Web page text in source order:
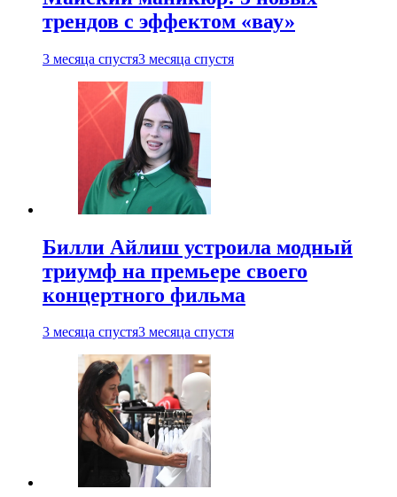
трендов с эффектом «вау»
3 месяца спустя3 месяца спустя
Билли Айлиш устроила модный
триумф на премьере своего
концертного фильма
3 месяца спустя3 месяца спустя